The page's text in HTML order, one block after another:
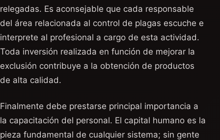
relegadas. Es aconsejable que cada responsable
del área relacionada al control de plagas escuche e
interprete al profesional a cargo de esta actividad.
Toda inversión realizada en función de mejorar la
exclusión contribuye a la obtención de productos
de alta calidad.
Finalmente debe prestarse principal importancia a
la capacitación del personal. El capital humano es la
pieza fundamental de cualquier sistema; sin gente